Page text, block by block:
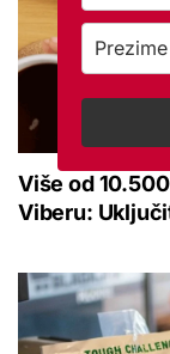
Više od
Viberu: